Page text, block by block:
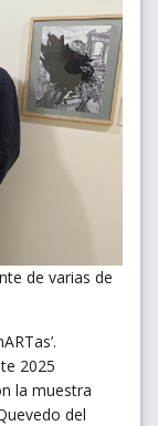
de varias de
2025
la muestra
del